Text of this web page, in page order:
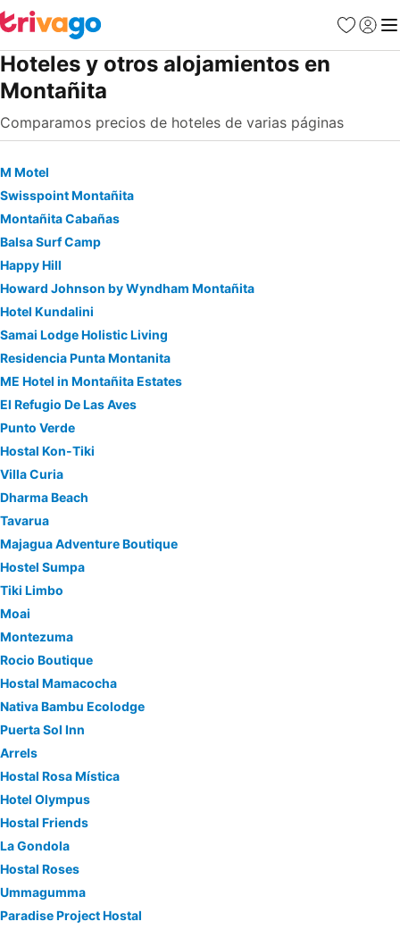
Favoritos
Iniciar
Hoteles y otros alojamientos en
Montañita
Comparamos precios de hoteles de varias páginas
M Motel
Swisspoint Montañita
Montañita Cabañas
Balsa Surf Camp
Happy Hill
Howard Johnson by Wyndham Montañita
Hotel Kundalini
Samai Lodge Holistic Living
Residencia Punta Montanita
ME Hotel in Montañita Estates
El Refugio De Las Aves
Punto Verde
Hostal Kon-Tiki
Villa Curia
Dharma Beach
Tavarua
Majagua Adventure Boutique
Hostel Sumpa
Tiki Limbo
Moai
Montezuma
Rocio Boutique
Hostal Mamacocha
Nativa Bambu Ecolodge
Puerta Sol Inn
Arrels
Hostal Rosa Mística
Hotel Olympus
Hostal Friends
La Gondola
Hostal Roses
Ummagumma
Paradise Project Hostal